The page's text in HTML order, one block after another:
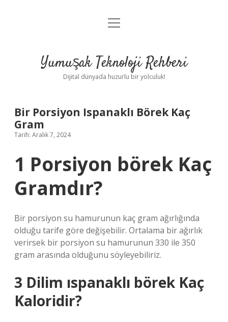
Anasayfa
Yasal Uyarı
menüyü
Yumuşak Teknoloji Rehberi
Dijital dünyada huzurlu bir yolculuk!
Bir Porsiyon Ispanaklı Börek Kaç
Gram
Tarih: Aralık 7, 2024
1 Porsiyon börek Kaç
Gramdır?
Bir porsiyon su hamurunun kaç gram ağırlığında
olduğu tarife göre değişebilir. Ortalama bir ağırlık
verirsek bir porsiyon su hamurunun 330 ile 350
gram arasında olduğunu söyleyebiliriz.
3 Dilim ıspanaklı börek Kaç
Kaloridir?